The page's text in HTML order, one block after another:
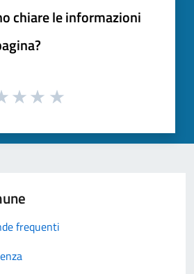
chiare le informazioni
frequenti